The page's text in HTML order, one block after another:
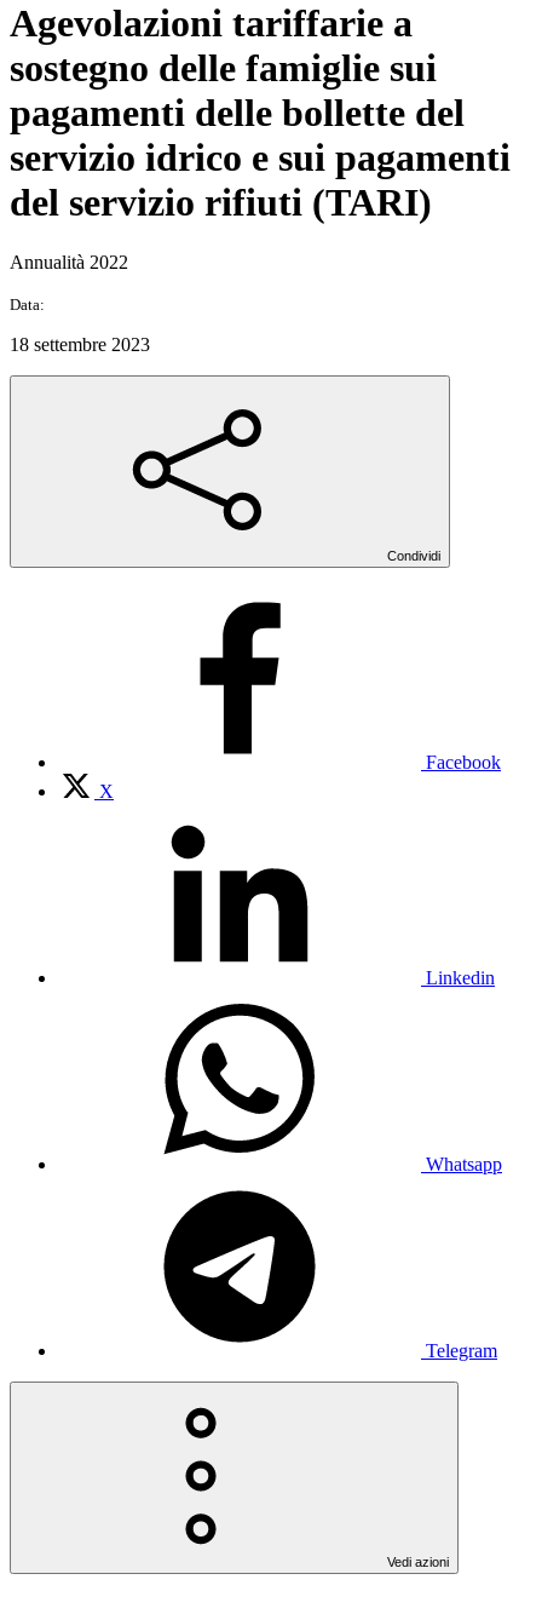
Agevolazioni tariffarie a
sostegno delle famiglie sui
pagamenti delle bollette del
servizio idrico e sui pagamenti
del servizio rifiuti (TARI)
Annualità 2022
Data:
18 settembre 2023
Condividi
Facebook
X
Linkedin
Whatsapp
Telegram
Vedi azioni